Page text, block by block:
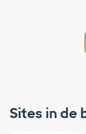
Sites in de